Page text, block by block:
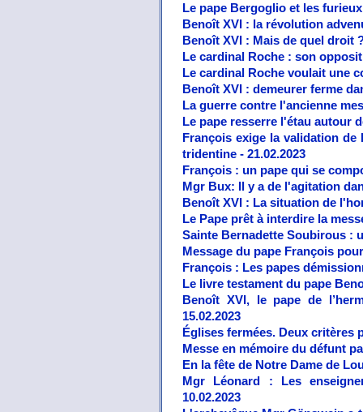
Le pape Bergoglio et les
Benoît XVI : la révolution
Benoît XVI : Mais de quel droit
Le cardinal Roche : son
Le cardinal Roche voulait une
Benoît XVI : demeurer ferme
La guerre contre l'ancienne
Le pape resserre l'étau autour
François exige la validation
tridentine - 21.02.2023
François : un pape qui se
Mgr Bux: Il y a de l'agitation
Benoît XVI : La situation de
Le Pape prêt à interdire la
Sainte Bernadette Soubirous :
Message du pape François
François : Les papes
Le livre testament du pape
Benoît XVI, le pape de
15.02.2023
Églises fermées. Deux critères
Messe en mémoire du défunt
En la fête de Notre Dame de
Mgr Léonard : Les
10.02.2023